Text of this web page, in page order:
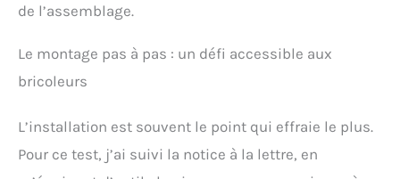
de l’assemblage.
Le montage pas à pas : un défi accessible aux
bricoleurs
L’installation est souvent le point qui effraie le plus.
Pour ce test, j’ai suivi la notice à la lettre, en